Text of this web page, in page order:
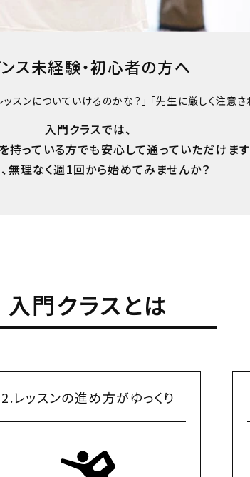
ス未経験・初心者の方へ
ッスンについていけるのかな？」 「先生に厳しく注意
入門クラスでは、
持っている方でも安心して通っていただけます
無理なく週1回から始めてみませんか？
入門クラスとは
2.レッスンの進め方がゆっくり